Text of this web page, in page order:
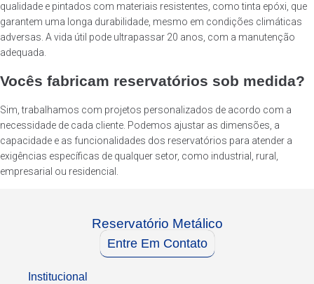
qualidade e pintados com materiais resistentes, como tinta epóxi, que
garantem uma longa durabilidade, mesmo em condições climáticas
adversas. A vida útil pode ultrapassar 20 anos, com a manutenção
adequada.
Vocês fabricam reservatórios sob medida?
Sim, trabalhamos com projetos personalizados de acordo com a
necessidade de cada cliente. Podemos ajustar as dimensões, a
capacidade e as funcionalidades dos reservatórios para atender a
exigências específicas de qualquer setor, como industrial, rural,
empresarial ou residencial.
Reservatório Metálico
Entre Em Contato
Institucional